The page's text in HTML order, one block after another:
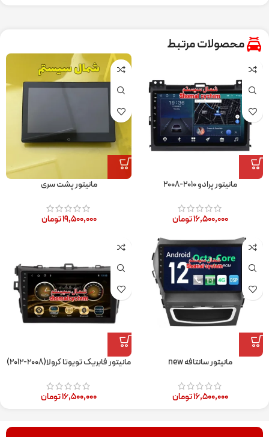
محصولات مرتبط
مانیتور پرادو ۲۰۱۰-۲۰۰۸
۱۶,۵۰۰,۰۰۰تومان
مانیتور پشت سری
۱۹,۵۰۰,۰۰۰تومان
مانیتور سانتافه new
۱۶,۵۰۰,۰۰۰تومان
مانیتور فابریک تویوتا کرولا(۲۰۰۸-۲۰۱۲)
۱۶,۵۰۰,۰۰۰تومان